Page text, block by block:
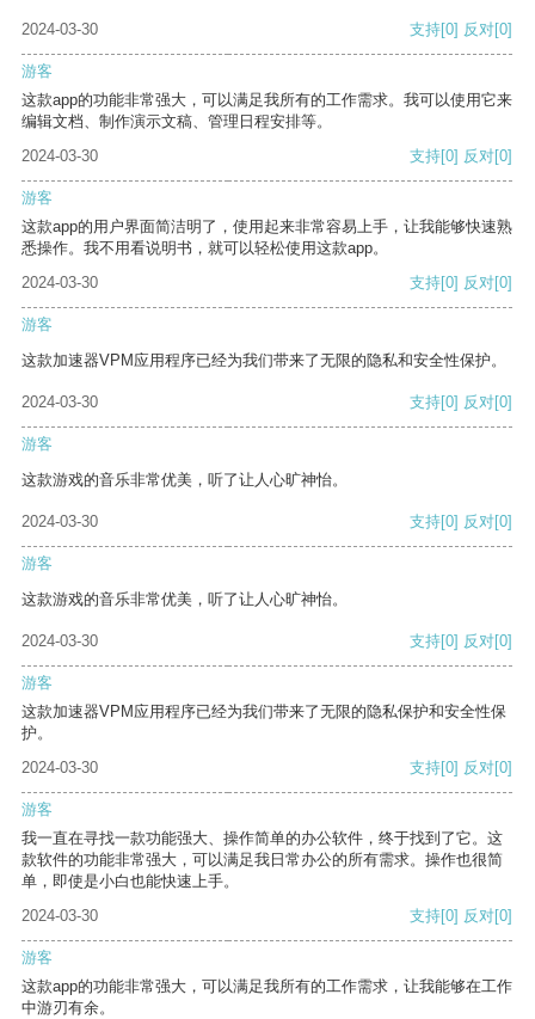
2024-03-30 支持[0] 反对[0]
游客
这款app的功能非常强大，可以满足我所有的工作需求。我可以使用它来
编辑文档、制作演示文稿、管理日程安排等。
2024-03-30
支持[0] 反对[0]
游客
这款app的用户界面简洁明了，使用起来非常容易上手，让我能够快速熟
悉操作。我不用看说明书，就可以轻松使用这款app。
2024-03-30
支持[0] 反对[0]
游客
这款加速器VPM应用程序已经为我们带来了无限的隐私和安全性保护。
2024-03-30 支持[0] 反对[0]
游客
这款游戏的音乐非常优美，听了让人心旷神怡。
2024-03-30 支持[0] 反对[0]
游客
这款游戏的音乐非常优美，听了让人心旷神怡。
2024-03-30 支持[0] 反对[0]
游客
这款加速器VPM应用程序已经为我们带来了无限的隐私保护和安全性保
护。
2024-03-30
支持[0] 反对[0]
游客
我一直在寻找一款功能强大、操作简单的办公软件，终于找到了它。这
款软件的功能非常强大，可以满足我日常办公的所有需求。操作也很简
单，即使是小白也能快速上手。
2024-03-30
支持[0] 反对[0]
游客
这款app的功能非常强大，可以满足我所有的工作需求，让我能够在工作
中游刃有余。